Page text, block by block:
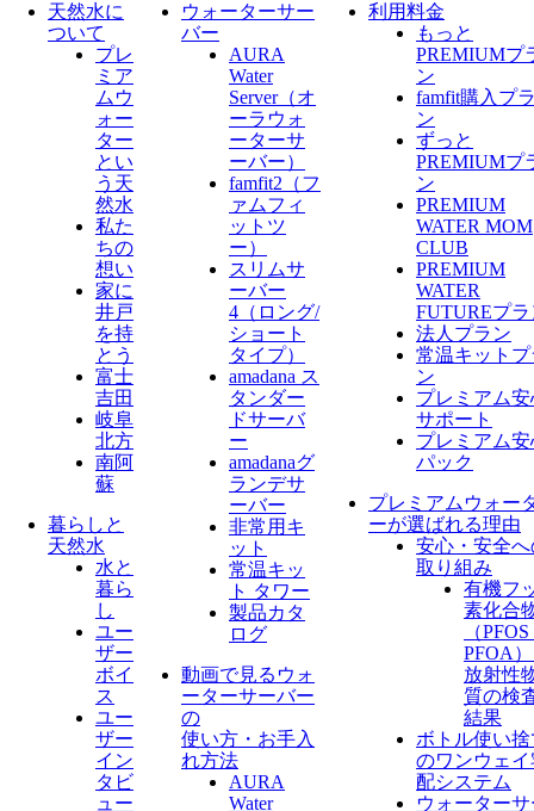
天然水に
ついて
プレ
ミア
ムウ
ォー
ター
とい
う天
然水
私た
ちの
想い
家に
井戸
を持
とう
富士
吉田
岐阜
北方
南阿
蘇
暮らしと
天然水
水と
暮ら
し
ユー
ザー
ボイ
ス
ユー
ザー
イン
タビ
ュー
ウォーターサー
バー
AURA
Water
Server​（オ
ーラウォ
ーターサ
ーバー）
famfit2（フ
ァムフィ
ットツ
ー）
スリムサ
ーバー
4（ロング/
ショート
タイプ）
amadana ス
タンダー
ドサーバ
ー
amadanaグ
ランデサ
ーバー
非常用キ
ット
常温キッ
ト タワー
製品カタ
ログ
動画で見るウォ
ーターサーバー
の
使い方・お手入
れ方法
AURA
Water
利用料金
もっと
PREMIUMプ
ン
famfit購入プ
ン
ずっと
PREMIUMプ
ン
PREMIUM
WATER MOM
CLUB
PREMIUM
WATER
FUTUREプラ
法人プラン
常温キットプ
ン
プレミアム安
サポート
プレミアム安
パック
プレミアムウォー
ーが選ばれる理由
安心・安全へ
取り組み
有機フ
素化合
（
PFOA
放射性
質の検
結果
ボトル使い捨
のワンウェイ
配システム
ウォーター